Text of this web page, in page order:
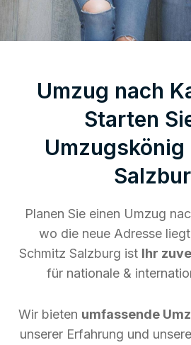
Umzug nach
Starten
Umzugskönig
Planen Sie einen Umzug
wo die neue Adresse
Schmitz Salzburg ist Ihr
für nationale &
Wir bieten umfassende
unserer Erfahrung und